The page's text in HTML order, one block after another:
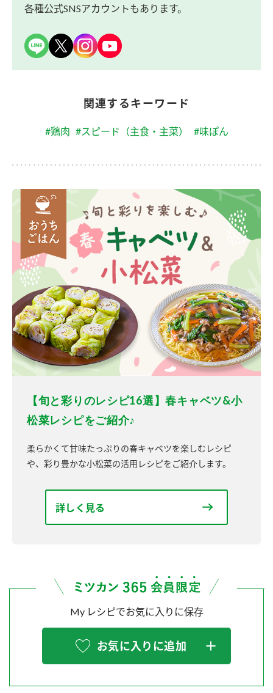
各種公式SNSアカウントもあります。
関連するキーワード
#鶏肉 #スピード（主食・主菜） #味ぽん
【旬と彩りのレシピ16選】春キャベツ&小
松菜レシピをご紹介♪
柔らかくて甘味たっぷりの春キャベツを楽しむレシピ
や、彩り豊かな小松菜の活用レシピをご紹介します。
詳しく見る
My レシピでお気に入りに保存
お気に入りに追加